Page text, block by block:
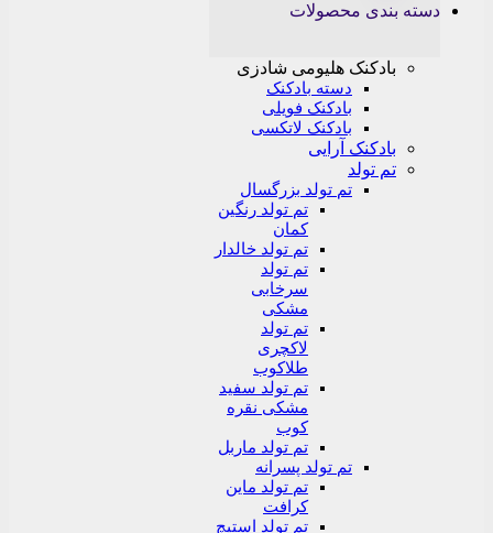
دسته بندی محصولات
بادکنک هلیومی شادزی
دسته بادکنک
بادکنک فویلی
بادکنک لاتکسی
بادکنک آرایی
تم تولد
تم تولد بزرگسال
تم تولد رنگین
کمان
تم تولد خالدار
تم تولد
سرخابی
مشکی
تم تولد
لاکچری
طلاکوب
تم تولد سفید
مشکی نقره
کوب
تم تولد ماربل
تم تولد پسرانه
تم تولد ماین
کرافت
تم تولد استیچ